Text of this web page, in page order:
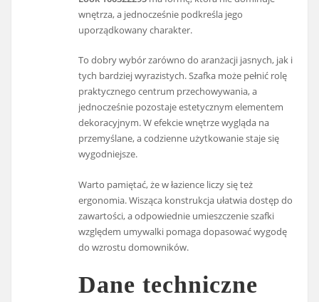
wnętrza, a jednocześnie podkreśla jego
uporządkowany charakter.
To dobry wybór zarówno do aranżacji jasnych, jak i
tych bardziej wyrazistych. Szafka może pełnić rolę
praktycznego centrum przechowywania, a
jednocześnie pozostaje estetycznym elementem
dekoracyjnym. W efekcie wnętrze wygląda na
przemyślane, a codzienne użytkowanie staje się
wygodniejsze.
Warto pamiętać, że w łazience liczy się też
ergonomia. Wisząca konstrukcja ułatwia dostęp do
zawartości, a odpowiednie umieszczenie szafki
względem umywalki pomaga dopasować wygodę
do wzrostu domowników.
Dane techniczne